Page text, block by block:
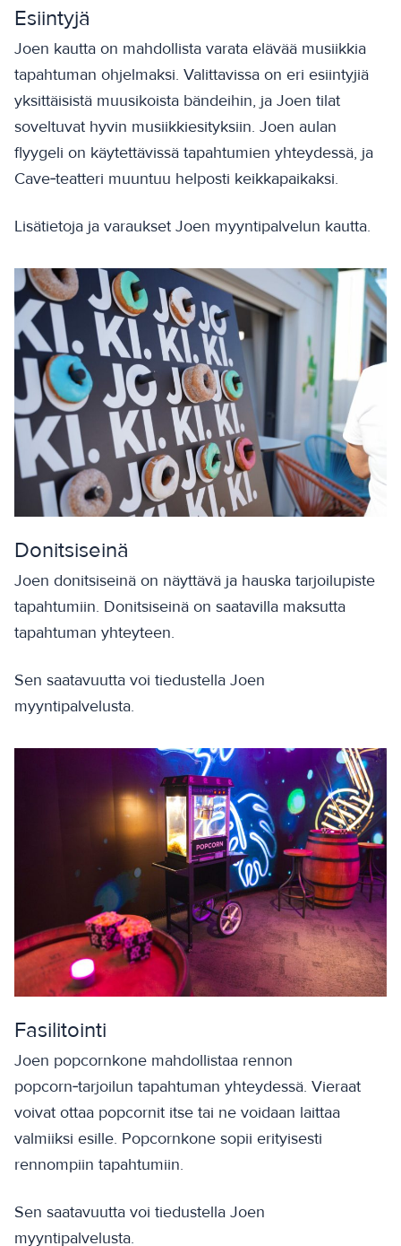
Esiintyjä
Joen kautta on mahdollista varata elävää musiikkia
tapahtuman ohjelmaksi. Valittavissa on eri esiintyjiä
yksittäisistä muusikoista bändeihin, ja Joen tilat
soveltuvat hyvin musiikkiesityksiin. Joen aulan
flyygeli on käytettävissä tapahtumien yhteydessä, ja
Cave‑teatteri muuntuu helposti keikkapaikaksi.
Lisätietoja ja varaukset Joen myyntipalvelun kautta.
Donitsiseinä
Joen donitsiseinä on näyttävä ja hauska tarjoilupiste
tapahtumiin. Donitsiseinä on saatavilla maksutta
tapahtuman yhteyteen.
Sen saatavuutta voi tiedustella Joen
myyntipalvelusta.
Fasilitointi
Joen popcornkone mahdollistaa rennon
popcorn‑tarjoilun tapahtuman yhteydessä. Vieraat
voivat ottaa popcornit itse tai ne voidaan laittaa
valmiiksi esille. Popcornkone sopii erityisesti
rennompiin tapahtumiin.
Sen saatavuutta voi tiedustella Joen
myyntipalvelusta.